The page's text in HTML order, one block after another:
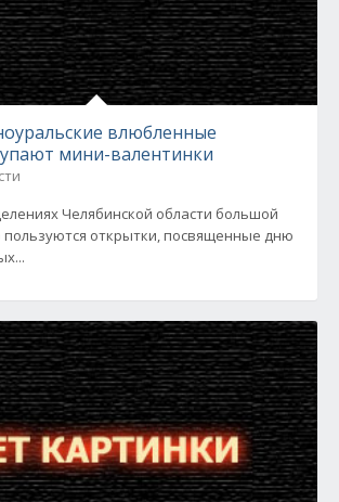
влюбленные
мини-валентинки
Челябинской области большой
открытки, посвященные дню